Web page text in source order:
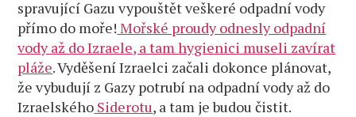
spravující Gazu vypouštět veškeré odpadní vody
přímo do moře! Mořské proudy odnesly odpadní
vody až do Izraele, a tam hygienici museli zavírat
pláže. Vyděšení Izraelci začali dokonce plánovat,
že vybudují z Gazy potrubí na odpadní vody až do
Izraelského Siderotu, a tam je budou čistit.